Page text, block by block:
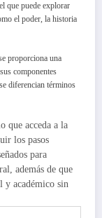
que puede explorar
el poder, la historia
proporciona una
componentes
diferencian términos
que acceda a la
los pasos
para
además de que
y académico sin